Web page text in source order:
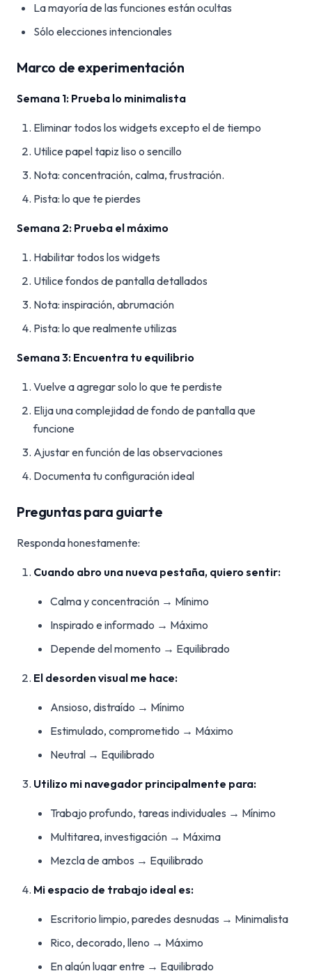
La mayoría de las funciones están ocultas
Sólo elecciones intencionales
Marco de experimentación
Semana 1: Prueba lo minimalista
Eliminar todos los widgets excepto el de tiempo
Utilice papel tapiz liso o sencillo
Nota: concentración, calma, frustración.
Pista: lo que te pierdes
Semana 2: Prueba el máximo
Habilitar todos los widgets
Utilice fondos de pantalla detallados
Nota: inspiración, abrumación
Pista: lo que realmente utilizas
Semana 3: Encuentra tu equilibrio
Vuelve a agregar solo lo que te perdiste
Elija una complejidad de fondo de pantalla que
funcione
Ajustar en función de las observaciones
Documenta tu configuración ideal
Preguntas para guiarte
Responda honestamente:
Cuando abro una nueva pestaña, quiero sentir:
Calma y concentración → Mínimo
Inspirado e informado → Máximo
Depende del momento → Equilibrado
El desorden visual me hace:
Ansioso, distraído → Mínimo
Estimulado, comprometido → Máximo
Neutral → Equilibrado
Utilizo mi navegador principalmente para:
Trabajo profundo, tareas individuales → Mínimo
Multitarea, investigación → Máxima
Mezcla de ambos → Equilibrado
Mi espacio de trabajo ideal es:
Escritorio limpio, paredes desnudas → Minimalista
Rico, decorado, lleno → Máximo
En algún lugar entre → Equilibrado